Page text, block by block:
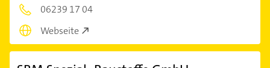
06239 17 04
Webseite